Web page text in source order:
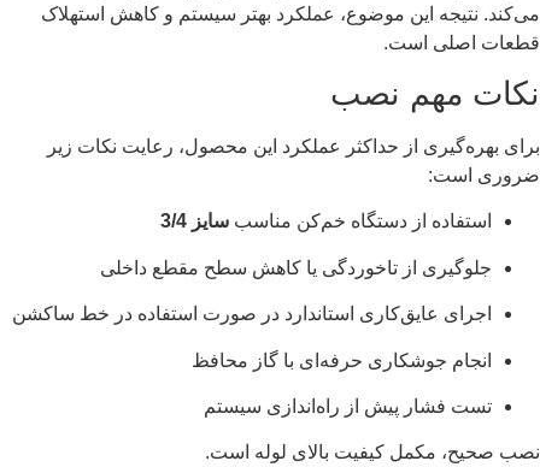
می‌کند. نتیجه این موضوع، عملکرد بهتر سیستم و کاهش استهلاک
قطعات اصلی است.
نکات مهم نصب
برای بهره‌گیری از حداکثر عملکرد این محصول، رعایت نکات زیر
ضروری است:
استفاده از دستگاه خم‌کن مناسب سایز 3/4
جلوگیری از تاخوردگی یا کاهش سطح مقطع داخلی
اجرای عایق‌کاری استاندارد در صورت استفاده در خط ساکشن
انجام جوشکاری حرفه‌ای با گاز محافظ
تست فشار پیش از راه‌اندازی سیستم
نصب صحیح، مکمل کیفیت بالای لوله است.